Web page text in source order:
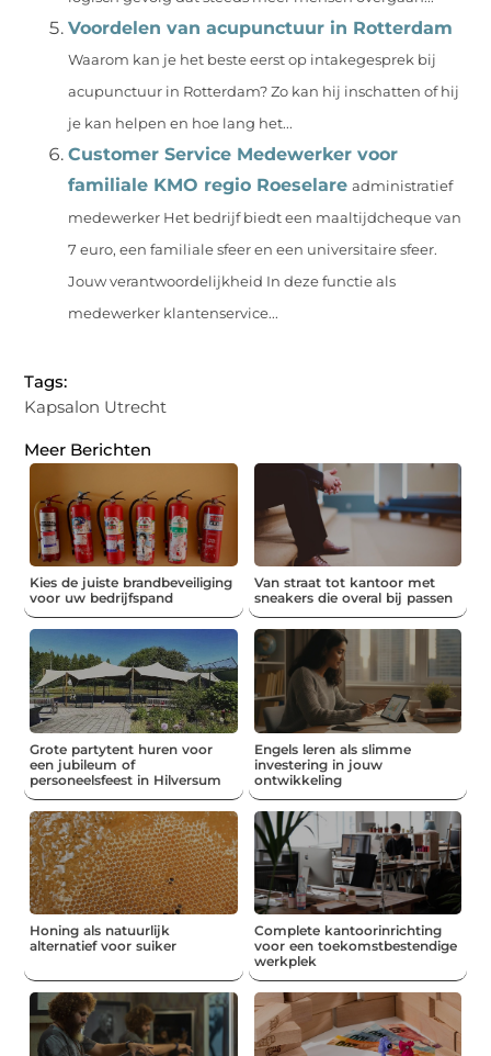
Voordelen van acupunctuur in Rotterdam
Waarom kan je het beste eerst op intakegesprek bij
acupunctuur in Rotterdam? Zo kan hij inschatten of hij
je kan helpen en hoe lang het...
Customer Service Medewerker voor
familiale KMO regio Roeselare administratief
medewerker Het bedrijf biedt een maaltijdcheque van
7 euro, een familiale sfeer en een universitaire sfeer.
Jouw verantwoordelijkheid In deze functie als
medewerker klantenservice...
Tags:
Kapsalon Utrecht
Meer Berichten
Kies de juiste brandbeveiliging
voor uw bedrijfspand
Van straat tot kantoor met
sneakers die overal bij passen
Grote partytent huren voor
een jubileum of
personeelsfeest in Hilversum
Engels leren als slimme
investering in jouw
ontwikkeling
Honing als natuurlijk
alternatief voor suiker
Complete kantoorinrichting
voor een toekomstbestendige
werkplek